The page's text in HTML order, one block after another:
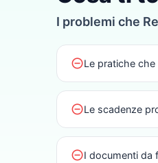
I problemi che
do_not_disturb_onLe pratiche
do_not_disturb_onLe scadenze
do_not_disturb_onI documenti da